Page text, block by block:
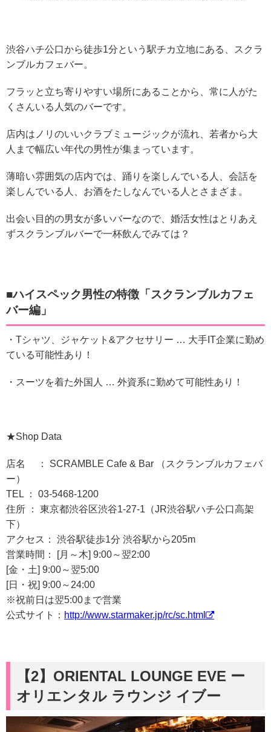
渋谷ハチ公口から徒歩1分という駅チカ立地にある、スクラ
ンブルカフェバー。
フラッと立ち寄りやすい場所にあることから、常に人がた
くさんいる人気のバーです。
店内はノリのいいクラブミュージックが流れ、若者から大
人まで幅広い年代の男性が集まっています。
薄暗い雰囲気の店内では、踊りを楽しんでいる人、会話を
楽しんでいる人、お酒をたしなんでいる人とさまざま。
出会い目的の男女が多いバーなので、婚活女性はとりあえ
ずスクランブルバーで一杯飲んでみては？
■ハイスペック男性の特徴「スクランブルカフェ
バー編」
・Tシャツ、ジャケット&アクセサリー … 大手IT企業に勤め
ている可能性あり！
・スーツを着た外国人 … 外資系に勤めて可能性あり！
★Shop Data
店名 ： SCRAMBLE Cafe & Bar （スクランブルカフェバ
ー）
TEL ： 03-5468-1200
住所 ： 東京都渋谷区渋谷1-27-1（JR渋谷駅ハチ公口高架
下）
アクセス： 渋谷駅徒歩1分 渋谷駅から205m
営業時間： [月～木] 9:00～翌2:00
[金・土] 9:00～翌5:00
[日・祝] 9:00～24:00
※祝前日は翌5:00まで営業
公式サイト： http://www.starmaker.jp/rc/sc.html
【2】 ORIENTAL LOUNGE EVE ー
オリエンタル ラウンジ イブー